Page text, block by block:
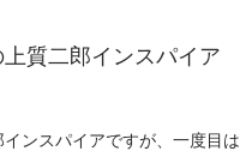
質二郎インスパイア
ンスパイアですが、一度目